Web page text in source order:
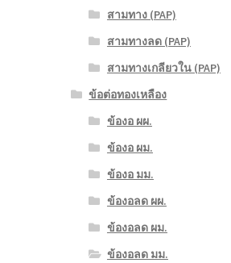
สามทาง (PAP)
สามทางลด (PAP)
สามทางเกลียวใน (PAP)
ข้อต่อทองเหลือง
ข้องอ ผผ.
ข้องอ ผม.
ข้องอ มม.
ข้องอลด ผผ.
ข้องอลด ผม.
ข้องอลด มม.